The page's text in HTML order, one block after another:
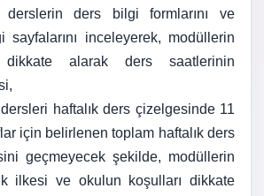
derslerin ders bilgi formlarını ve
sayfalarını inceleyerek, modüllerin
dikkate alarak ders saatlerinin
haftalık ders çizelgesinde 11
için belirlenen toplam haftalık ders
geçmeyecek şekilde, modüllerin
ilkesi ve okulun koşulları dikkate